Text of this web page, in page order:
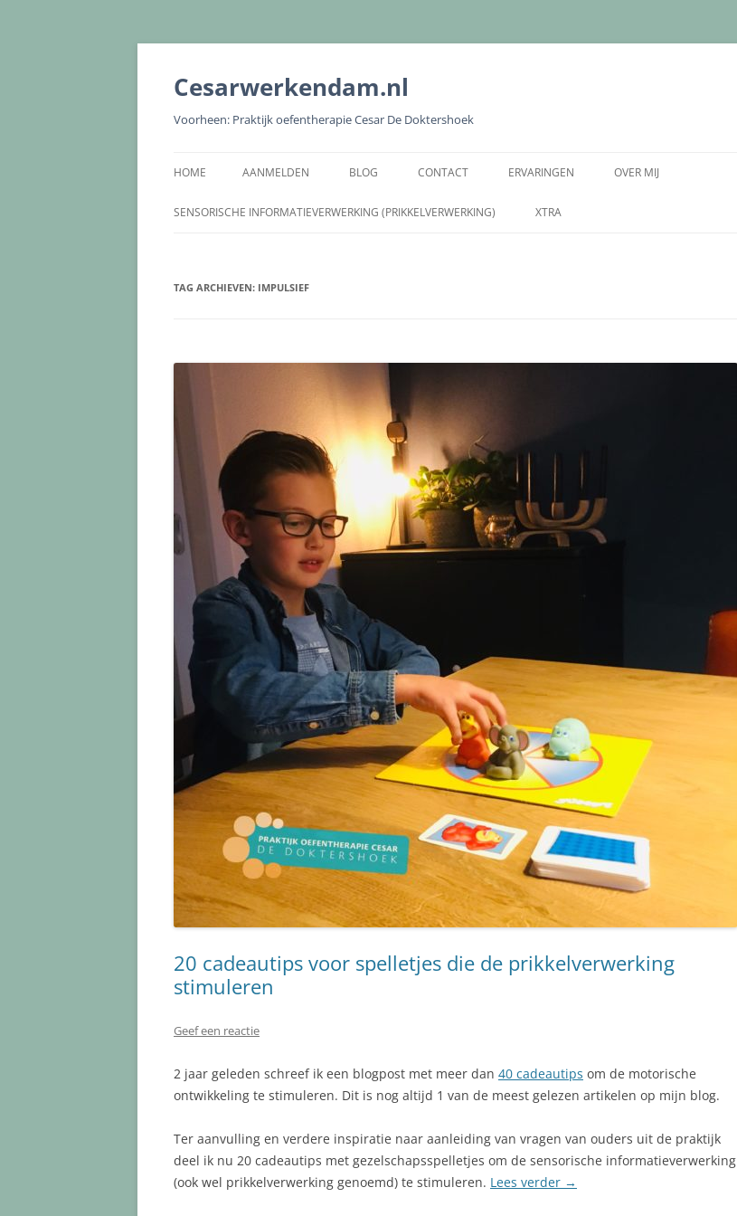
Cesarwerkendam.nl
Voorheen: Praktijk oefentherapie Cesar De Doktershoek
naar
HOME AANMELDEN BLOG CONTACT ERVARINGEN OVER MIJ
SENSORISCHE INFORMATIEVERWERKING (PRIKKELVERWERKING) XTRA
TAG ARCHIEVEN: IMPULSIEF
20 cadeautips voor spelletjes die de prikkelverwerking
stimuleren
Geef een reactie
2 jaar geleden schreef ik een blogpost met meer dan 40 cadeautips om de motorische
ontwikkeling te stimuleren. Dit is nog altijd 1 van de meest gelezen artikelen op mijn blog.
Ter aanvulling en verdere inspiratie naar aanleiding van vragen van ouders uit de praktijk
deel ik nu 20 cadeautips met gezelschapsspelletjes om de sensorische informatieverwerking
(ook wel prikkelverwerking genoemd) te stimuleren. Lees verder →